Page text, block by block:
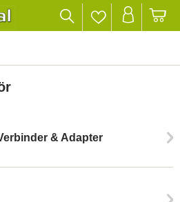
& Adapter